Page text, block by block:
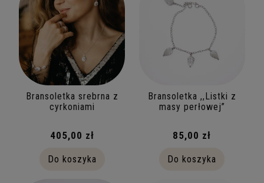
Bransoletka srebrna z
cyrkoniami
405,00 zł
Do koszyka
Bransoletka ,,Listki z
masy perłowej”
85,00 zł
Do koszyka